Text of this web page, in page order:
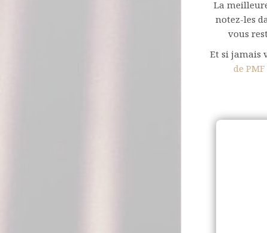
La
notez-les
vous
Et si jamais
de PMF